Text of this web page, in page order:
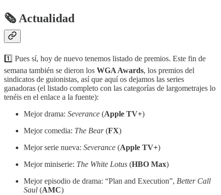
🗞 Actualidad
1️⃣ Pues sí, hoy de nuevo tenemos listado de premios. Este fin de
semana también se dieron los WGA Awards, los premios del
sindicatos de guionistas, así que aquí os dejamos las series
ganadoras (el listado completo con las categorías de largometrajes lo
tenéis en el enlace a la fuente):
Mejor drama: Severance (Apple TV+)
Mejor comedia: The Bear(FX)
Mejor serie nueva: Severance (Apple TV+)
Mejor miniserie: The White Lotus (HBO Max)
Mejor episodio de drama: “Plan and Execution”, Better Call
Saul (AMC)